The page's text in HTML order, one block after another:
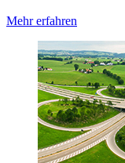
Mehr erfahren